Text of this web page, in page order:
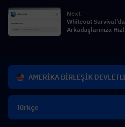
Next
Whiteout
Arkadaşlarınıza
AMERİKA BİRLEŞİK
Türkçe